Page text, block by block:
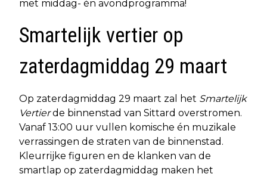
met middag- én avondprogramma!
Smartelijk vertier op
zaterdagmiddag 29 maart
Op zaterdagmiddag 29 maart zal het Smartelijk
Vertierde binnenstad van Sittard overstromen.
Vanaf 13:00 uur vullen komische én muzikale
verrassingen de straten van de binnenstad.
Kleurrijke figuren en de klanken van de
smartlap op zaterdagmiddag maken het